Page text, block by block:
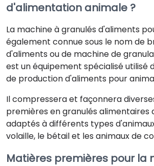
d'alimentation animale ?
La machine à granulés d'aliments
également connue sous le nom de
d'aliments ou de machine de
est un équipement spécialisé utilisé
de production d'aliments pour
Il compressera et façonnera
premières en granulés alimentaires
adaptés à différents types
volaille, le bétail et les animaux de
Matières premières pour la